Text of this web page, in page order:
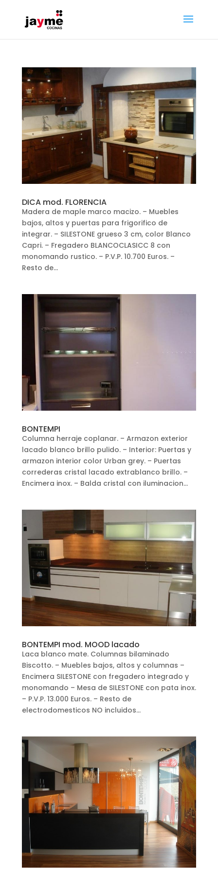
DICA mod. FLORENCIA
Madera de maple marco macizo. – Muebles
bajos, altos y puertas para frigorifico de
integrar. – SILESTONE grueso 3 cm, color Blanco
Capri. – Fregadero BLANCOCLASICC 8 con
monomando rustico. – P.V.P. 10.700 Euros. –
Resto de...
BONTEMPI
Columna herraje coplanar. – Armazon exterior
lacado blanco brillo pulido. – Interior: Puertas y
armazon interior color Urban grey. – Puertas
correderas cristal lacado extrablanco brillo. –
Encimera inox. – Balda cristal con iluminacion...
BONTEMPI mod. MOOD lacado
Laca blanco mate. Columnas bilaminado
Biscotto. – Muebles bajos, altos y columnas –
Encimera SILESTONE con fregadero integrado y
monomando – Mesa de SILESTONE con pata inox.
– P.V.P. 13.000 Euros. – Resto de
electrodomesticos NO incluidos...